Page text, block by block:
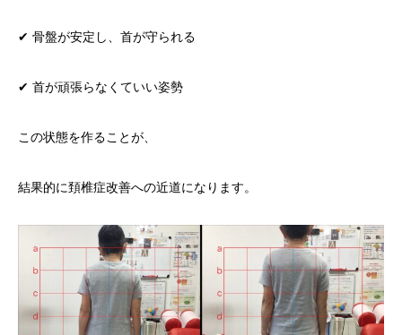
✔ 骨盤が安定し、首が守られる
✔ 首が頑張らなくていい姿勢
この状態を作ることが、
結果的に頚椎症改善への近道になります。